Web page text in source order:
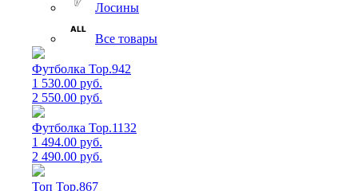
Лосины
Все товары
Футболка Top.942
1 530.00 руб.
2 550.00 руб.
Футболка Top.1132
1 494.00 руб.
2 490.00 руб.
Топ Top.867